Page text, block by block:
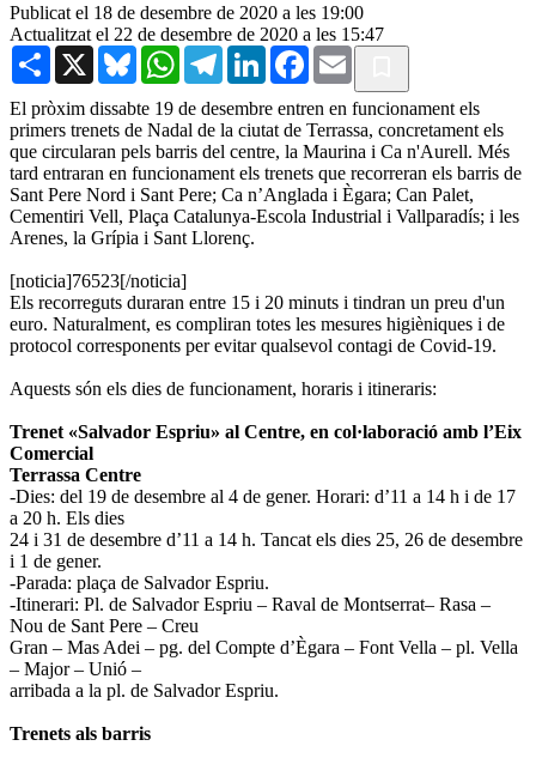
Publicat el 18 de desembre de 2020 a les 19:00
Actualitzat el 22 de desembre de 2020 a les 15:47
Share X BlueskyWhatsAppTelegramLinkedInFacebook
Email
El pròxim dissabte 19 de desembre entren en funcionament els
primers trenets de Nadal de la ciutat de Terrassa, concretament els
que circularan pels barris del centre, la Maurina i Ca n'Aurell. Més
tard entraran en funcionament els trenets que recorreran els barris de
Sant Pere Nord i Sant Pere; Ca n’Anglada i Ègara; Can Palet,
Cementiri Vell, Plaça Catalunya-Escola Industrial i Vallparadís; i les
Arenes, la Grípia i Sant Llorenç.
[noticia]76523[/noticia]
Els recorreguts duraran entre 15 i 20 minuts i tindran un preu d'un
euro. Naturalment, es compliran totes les mesures higièniques i de
protocol corresponents per evitar qualsevol contagi de Covid-19.
Aquests són els dies de funcionament, horaris i itineraris:
Trenet «Salvador Espriu» al Centre, en col·laboració amb l’Eix
Comercial
Terrassa Centre
-Dies: del 19 de desembre al 4 de gener. Horari: d’11 a 14 h i de 17
a 20 h. Els dies
24 i 31 de desembre d’11 a 14 h. Tancat els dies 25, 26 de desembre
i 1 de gener.
-Parada: plaça de Salvador Espriu.
-Itinerari: Pl. de Salvador Espriu – Raval de Montserrat– Rasa –
Nou de Sant Pere – Creu
Gran – Mas Adei – pg. del Compte d’Ègara – Font Vella – pl. Vella
– Major – Unió –
arribada a la pl. de Salvador Espriu.
Trenets als barris